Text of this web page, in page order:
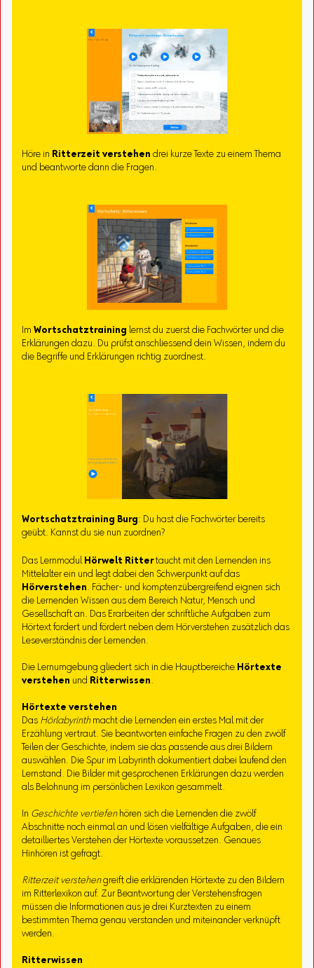
Höre in Ritterzeit verstehen drei kurze Texte zu einem Thema
und beantworte dann die Fragen.
ImWortschatztraining lernst du zuerst die Fachwörter und die
Erklärungen dazu. Du prüfst anschliessend dein Wissen, indem du
die Begriffe und Erklärungen richtig zuordnest.
Wortschatztraining Burg: Du hast die Fachwörter bereits
geübt. Kannst du sie nun zuordnen?
Das Lernmodul Hörwelt Rittertaucht mit den Lernenden ins
Mittelalter ein und legt dabei den Schwerpunkt auf das
Hörverstehen. Fächer- und komptenzübergreifend eignen sich
die Lernenden Wissen aus dem Bereich Natur, Mensch und
Gesellschaft an. Das Erarbeiten der schriftliche Aufgaben zum
Hörtext fordert und fördert neben dem Hörverstehen zusätzlich das
Leseverständnis der Lernenden.
Die Lernumgebung gliedert sich in die Hauptbereiche Hörtexte
verstehen und Ritterwissen.
Hörtexte verstehen
Das Hörlabyrinthmacht die Lernenden ein erstes Mal mit der
Erzählung vertraut. Sie beantworten einfache Fragen zu den zwölf
Teilen der Geschichte, indem sie das passende aus drei Bildern
auswählen. Die Spur im Labyrinth dokumentiert dabei laufend den
Lernstand. Die Bilder mit gesprochenen Erklärungen dazu werden
als Belohnung im persönlichen Lexikon gesammelt.
In Geschichte vertiefenhören sich die Lernenden die zwölf
Abschnitte noch einmal an und lösen vielfältige Aufgaben, die ein
detailliertes Verstehen der Hörtexte voraussetzen. Genaues
Hinhören ist gefragt.
Ritterzeit verstehengreift die erklärenden Hörtexte zu den Bildern
im Ritterlexikon auf. Zur Beantwortung der Verstehensfragen
müssen die Informationen aus je drei Kurztexten zu einem
bestimmten Thema genau verstanden und miteinander verknüpft
werden.
Ritterwissen